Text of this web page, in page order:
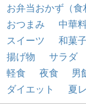
お弁当おかず（食
おつまみ
中華
スイーツ
和菓子
揚げ物
サラダ
軽食
夜食 男
ダイエット
夏